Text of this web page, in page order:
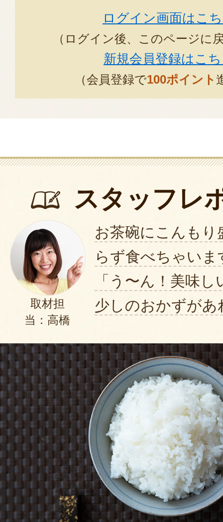
今後も美味しいお米を色々な方に
ので、改善をお願いしたいです。
2023年11月
ログイン画面はこ
（ログイン後、このページに
新規会員登録はこ
（会員登録で100ポイント
スタッフレ
取材担
当：高橋
お茶碗にこんもり
らず食べちゃい
「う〜ん！美味
少しのおかずがあ